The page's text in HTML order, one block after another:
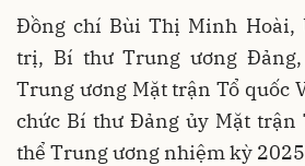
Đồng chí Bùi Thị Minh Hoài,
trị, Bí thư Trung ương
Trung ương Mặt trận Tổ quốc
chức Bí thư Đảng ủy Mặt trận
thể Trung ương nhiệm kỳ